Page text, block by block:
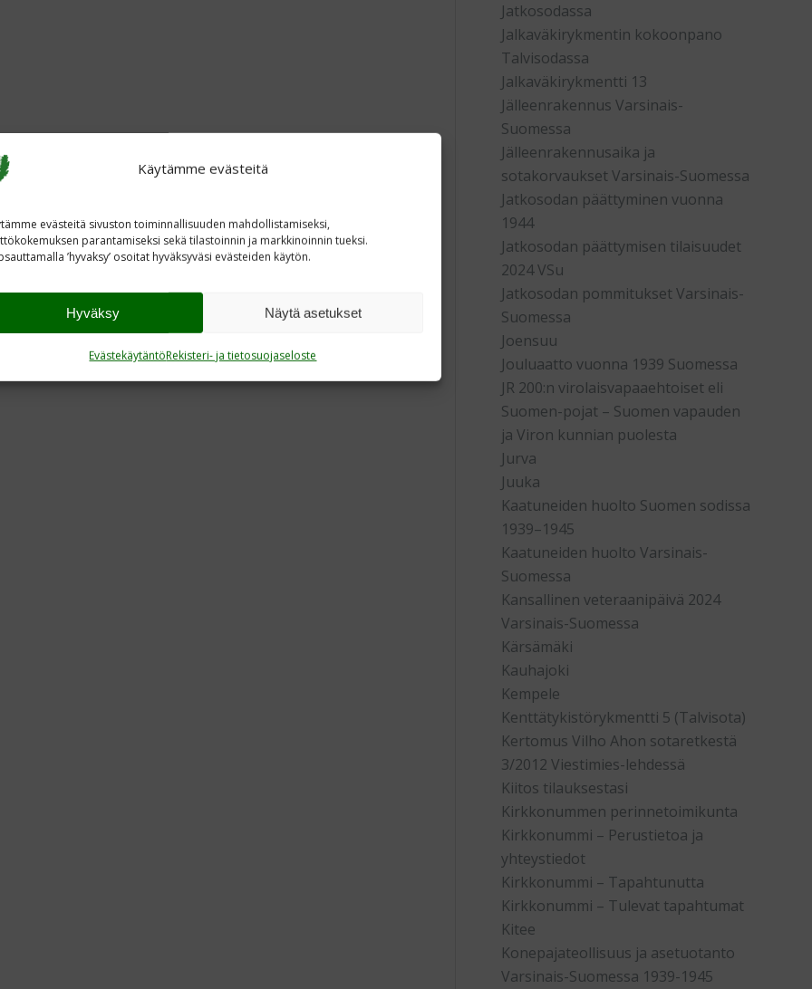
Käytämme evästeitä
evästeitä sivuston toiminnallisuuden mahdollistamiseksi,
parantamiseksi sekä tilastoinnin ja markkinoinnin tueksi.
’hyvaksy’ osoitat hyväksyväsi evästeiden käytön.
Hyväksy Näytä asetukset
EvästekäytäntöRekisteri- ja tietosuojaseloste
Jatkosodassa
Jalkaväkirykmentin kokoonpano
Talvisodassa
Jalkaväkirykmentti 13
Jälleenrakennus Varsinais-
Suomessa
Jälleenrakennusaika ja
sotakorvaukset Varsinais-Suomessa
Jatkosodan päättyminen vuonna
1944
Jatkosodan päättymisen tilaisuudet
2024 VSu
Jatkosodan pommitukset Varsinais-
Suomessa
Joensuu
Jouluaatto vuonna 1939 Suomessa
JR 200:n virolaisvapaaehtoiset eli
Suomen-pojat – Suomen vapauden
ja Viron kunnian puolesta
Jurva
Juuka
Kaatuneiden huolto Suomen sodissa
1939–1945
Kaatuneiden huolto Varsinais-
Suomessa
Kansallinen veteraanipäivä 2024
Varsinais-Suomessa
Kärsämäki
Kauhajoki
Kempele
Kenttätykistörykmentti 5 (Talvisota)
Kertomus Vilho Ahon sotaretkestä
3/2012 Viestimies-lehdessä
Kiitos tilauksestasi
Kirkkonummen perinnetoimikunta
Kirkkonummi – Perustietoa ja
yhteystiedot
Kirkkonummi – Tapahtunutta
Kirkkonummi – Tulevat tapahtumat
Kitee
Konepajateollisuus ja asetuotanto
Varsinais-Suomessa 1939-1945